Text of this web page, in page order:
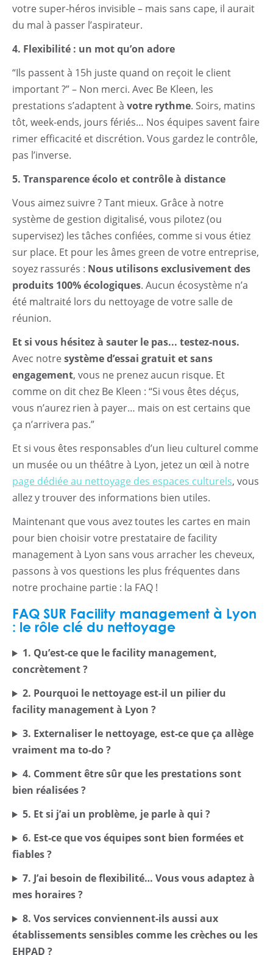
votre super-héros invisible – mais sans cape, il aurait
du mal à passer l’aspirateur.
4. Flexibilité : un mot qu’on adore
“Ils passent à 15h juste quand on reçoit le client
important ?” – Non merci. Avec Be Kleen, les
prestations s’adaptent à votre rythme. Soirs, matins
tôt, week-ends, jours fériés… Nos équipes savent faire
rimer efficacité et discrétion. Vous gardez le contrôle,
pas l’inverse.
5. Transparence écolo et contrôle à distance
Vous aimez suivre ? Tant mieux. Grâce à notre
système de gestion digitalisé, vous pilotez (ou
supervisez) les tâches confiées, comme si vous étiez
sur place. Et pour les âmes green de votre entreprise,
soyez rassurés : Nous utilisons exclusivement des
produits 100% écologiques. Aucun écosystème n’a
été maltraité lors du nettoyage de votre salle de
réunion.
Et si vous hésitez à sauter le pas... testez-nous.
Avec notre système d’essai gratuit et sans
engagement, vous ne prenez aucun risque. Et
comme on dit chez Be Kleen : “Si vous êtes déçus,
vous n’aurez rien à payer… mais on est certains que
ça n’arrivera pas.”
Et si vous êtes responsables d’un lieu culturel comme
un musée ou un théâtre à Lyon, jetez un œil à notre
page dédiée au nettoyage des espaces culturels, vous
allez y trouver des informations bien utiles.
Maintenant que vous avez toutes les cartes en main
pour bien choisir votre prestataire de facility
management à Lyon sans vous arracher les cheveux,
passons à vos questions les plus fréquentes dans
notre prochaine partie : la FAQ !
FAQ SUR Facility management à Lyon
: le rôle clé du nettoyage
1. Qu’est-ce que le facility management,
concrètement ?
2. Pourquoi le nettoyage est-il un pilier du
facility management à Lyon ?
3. Externaliser le nettoyage, est-ce que ça allège
vraiment ma to-do ?
4. Comment être sûr que les prestations sont
bien réalisées ?
5. Et si j’ai un problème, je parle à qui ?
6. Est-ce que vos équipes sont bien formées et
fiables ?
7. J’ai besoin de flexibilité… Vous vous adaptez à
mes horaires ?
8. Vos services conviennent-ils aussi aux
établissements sensibles comme les crèches ou les
EHPAD ?